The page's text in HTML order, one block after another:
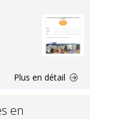
Plus en détail
en